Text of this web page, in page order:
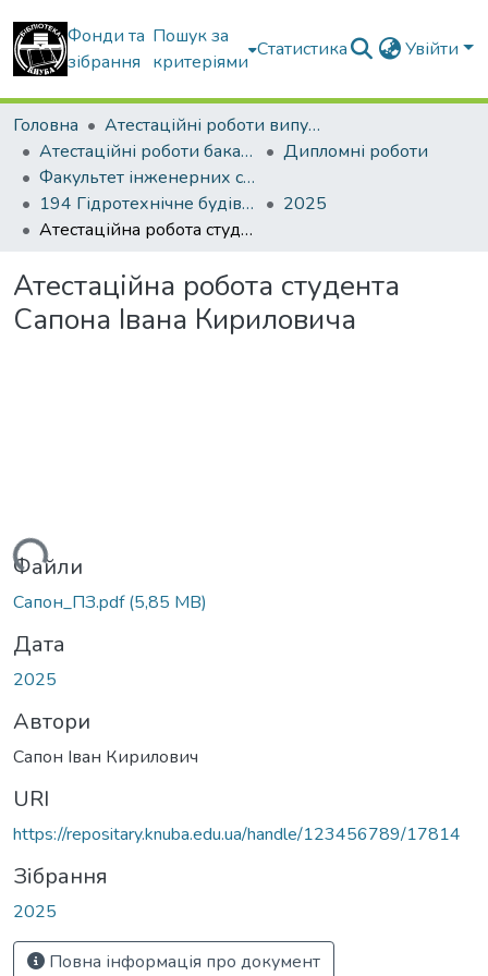
Фонди та
зібрання
Пошук за
критеріями
Статистика Увійти
Головна
Атестаційні роботи випускників
Атестаційні роботи бакалаврів
Дипломні роботи
Факультет інженерних систем та екології
194 Гідротехнічне будівництво, водна інженерія та водні технології. Водогосподарське будівництво і управління водними ресурсами та системами
2025
Атестаційна робота студента Сапона Івана Кириловича
Атестаційна робота студента
Сапона Івана Кириловича
Файли
Сапон_ПЗ.pdf(5,85 MB)
Дата
2025
Автори
Сапон Іван Кирилович
URI
https://repositary.knuba.edu.ua/handle/123456789/17814
Зібрання
2025
Повна інформація про документ